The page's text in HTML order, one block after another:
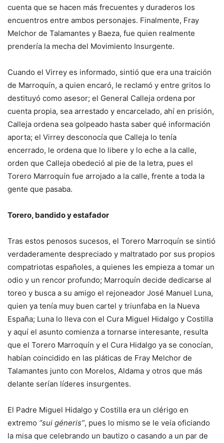
cuenta que se hacen más frecuentes y duraderos los
encuentros entre ambos personajes. Finalmente, Fray
Melchor de Talamantes y Baeza, fue quien realmente
prendería la mecha del Movimiento Insurgente.
Cuando el Virrey es informado, sintió que era una traición
de Marroquín, a quien encaró, le reclamó y entre gritos lo
destituyó como asesor; el General Calleja ordena por
cuenta propia, sea arrestado y encarcelado, ahí en prisión,
Calleja ordena sea golpeado hasta saber qué información
aporta; el Virrey desconocía que Calleja lo tenía
encerrado, le ordena que lo libere y lo eche a la calle,
orden que Calleja obedeció al pie de la letra, pues el
Torero Marroquín fue arrojado a la calle, frente a toda la
gente que pasaba.
Torero, bandido y estafador
Tras estos penosos sucesos, el Torero Marroquín se sintió
verdaderamente despreciado y maltratado por sus propios
compatriotas españoles, a quienes les empieza a tomar un
odio y un rencor profundo; Marroquín decide dedicarse al
toreo y busca a su amigo el rejoneador José Manuel Luna,
quien ya tenía muy buen cartel y triunfaba en la Nueva
España; Luna lo lleva con el Cura Miguel Hidalgo y Costilla
y aquí el asunto comienza a tornarse interesante, resulta
que el Torero Marroquín y el Cura Hidalgo ya se conocían,
habían coincidido en las pláticas de Fray Melchor de
Talamantes junto con Morelos, Aldama y otros que más
delante serían líderes insurgentes.
El Padre Miguel Hidalgo y Costilla era un clérigo en
extremo “sui géneris”, pues lo mismo se le veía oficiando
la misa que celebrando un bautizo o casando a un par de